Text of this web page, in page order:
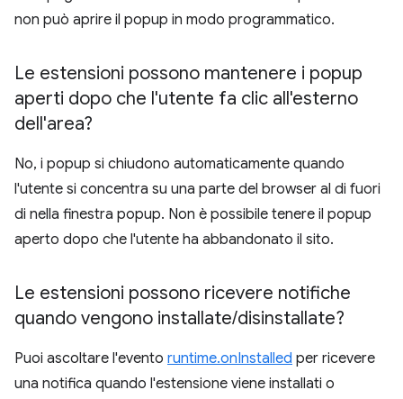
non può aprire il popup in modo programmatico.
Le estensioni possono mantenere i popup
aperti dopo che l'utente fa clic all'esterno
dell'area?
No, i popup si chiudono automaticamente quando
l'utente si concentra su una parte del browser al di fuori
di nella finestra popup. Non è possibile tenere il popup
aperto dopo che l'utente ha abbandonato il sito.
Le estensioni possono ricevere notifiche
quando vengono installate/disinstallate?
Puoi ascoltare l'evento runtime.onInstalled per ricevere
una notifica quando l'estensione viene installati o